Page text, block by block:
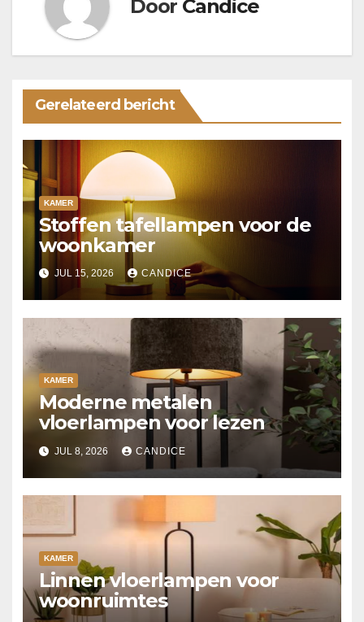
Door Candice
Gerelateerd bericht
KAMER
Stoffen tafellampen voor de
woonkamer
JUL 15, 2026 CANDICE
KAMER
Moderne metalen
vloerlampen voor lezen
JUL 8, 2026 CANDICE
KAMER
Linnen vloerlampen voor
woonruimtes